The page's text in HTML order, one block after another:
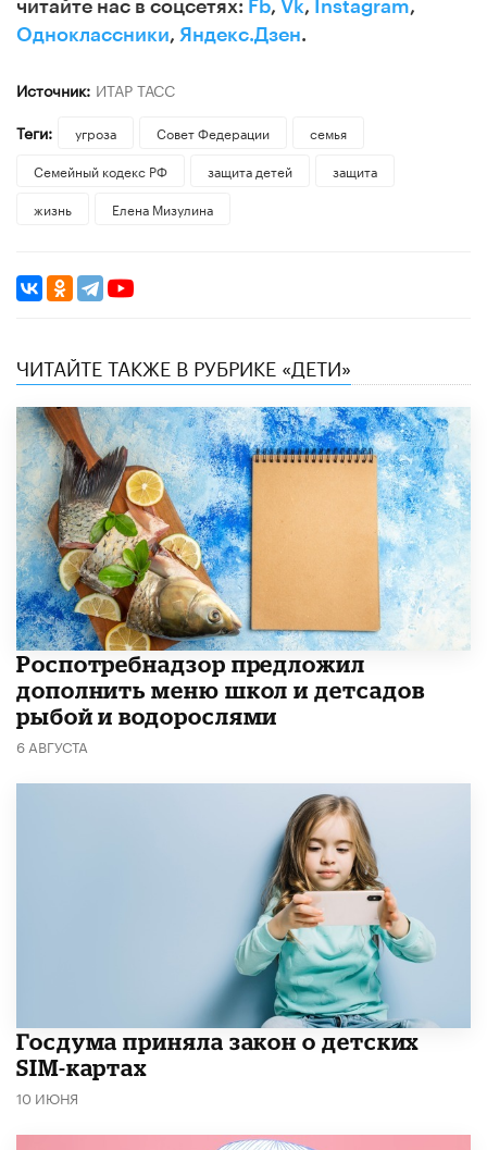
читайте нас в соцсетях: Fb, Vk, Instagram,
Одноклассники, Яндекс.Дзен.
Источник: ИТАР ТАСС
Теги:
угроза Совет Федерации
семья
Семейный кодекс РФ
защита детей
защита
жизнь
Елена Мизулина
ЧИТАЙТЕ ТАКЖЕ В РУБРИКЕ «ДЕТИ»
Роспотребнадзор предложил
дополнить меню школ и детсадов
рыбой и водорослями
6 АВГУСТА
Госдума приняла закон о детских
SIM-картах
10 ИЮНЯ